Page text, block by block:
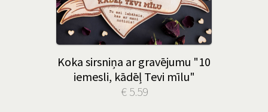
Koka sirsniņa ar gravējumu "10
iemesli, kādēļ Tevi mīlu"
€ 5.59